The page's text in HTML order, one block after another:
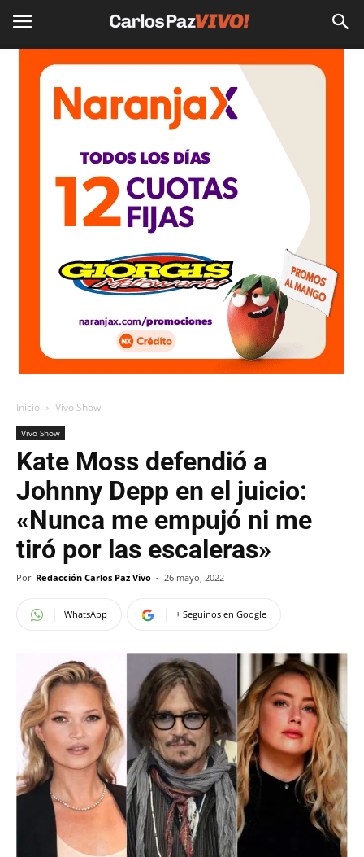
Inicio Vivo Show
Vivo Show
Kate Moss defendió a
Johnny Depp en el juicio:
«Nunca me empujó ni me
tiró por las escaleras»
Por Redacción Carlos Paz Vivo - 26 mayo, 2022
WhatsApp + Seguinos en Google